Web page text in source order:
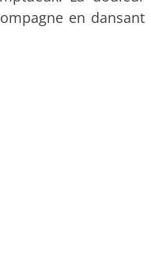
en dansant